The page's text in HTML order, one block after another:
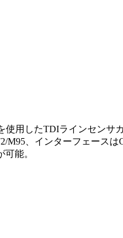
使用したTDIラインセン
、インターフェース
能。